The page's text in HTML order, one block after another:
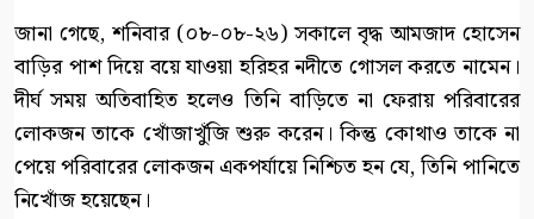
জানা গেছে, শনিবার (০৮-০৮-২৬) সকালে বৃদ্ধ আমজাদ হোসেন
বাড়ির পাশ দিয়ে বয়ে যাওয়া হরিহর নদীতে গোসল করতে নামেন।
দীর্ঘ সময় অতিবাহিত হলেও তিনি বাড়িতে না ফেরায় পরিবারের
লোকজন তাকে খোঁজাখুঁজি শুরু করেন। কিন্তু কোথাও তাকে না
পেয়ে পরিবারের লোকজন একপর্যায়ে নিশ্চিত হন যে, তিনি পানিতে
নিখোঁজ হয়েছেন।